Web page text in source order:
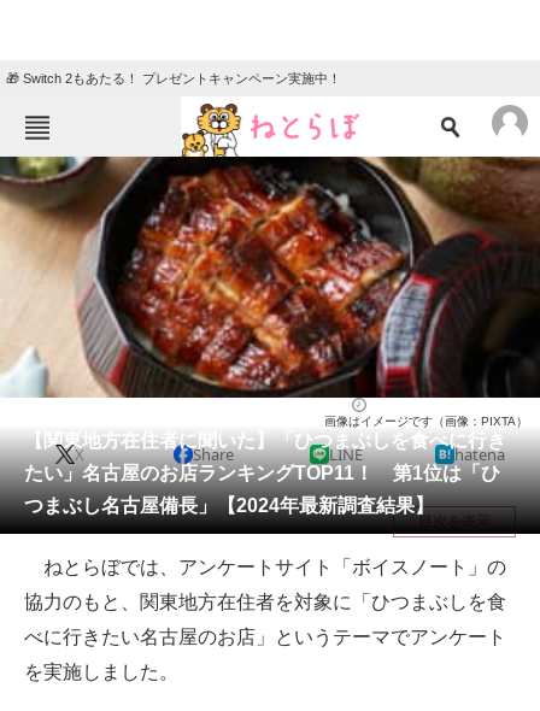
🎁 Switch 2もあたる！ プレゼントキャンペーン実施中！
ねとらぼメニュー
TOP ニュース
クイズ
地域
教育・育児
リサーチ
会員記事
メディア
注目記事を集めた総合ページ
ITの今と未来を見通す
スマホと通信の最新トレンド
【関東地方在住者に聞いた】「ひつまぶしを食べに行き
たい」名古屋のお店ランキングTOP11！ 第1位は「ひ
つまぶし名古屋備長」【2024年最新調査結果】
画像はイメージです（画像：PIXTA）
X Share LINE hatena
目次を表示
ねとらぼでは、アンケートサイト「ボイスノート」の
協力のもと、関東地方在住者を対象に「ひつまぶしを食
べに行きたい名古屋のお店」というテーマでアンケート
を実施しました。